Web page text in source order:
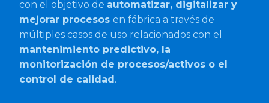
con el objetivo de automatizar, digitalizar y
mejorar procesosen fábrica a través de
múltiples casos de uso relacionados con el
mantenimiento predictivo, la
monitorización de procesos/activos o el
control de calidad.